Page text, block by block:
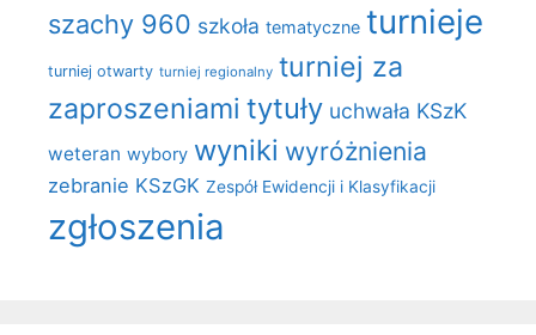
szachy 960 szkoła tematyczne turnieje
turniej otwarty turniej regionalny turniej za
zaproszeniami tytuły uchwała KSzK
weteran wybory wyniki wyróżnienia
zebranie KSzGK Zespół Ewidencji i Klasyfikacji
zgłoszenia